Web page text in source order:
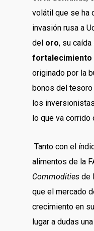
volátil que se ha
invasión rusa a
del oro, su
fortalecimiento
originado por la
bonos del
los
lo que va corrido
Tanto con el
alimentos de la
Commodities de
que el mercado
crecimiento en
lugar a dudas